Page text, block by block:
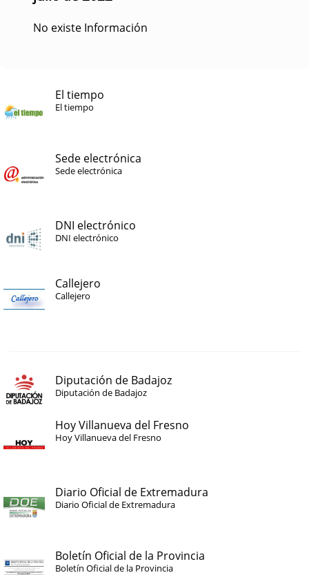
No existe Información
El tiempo
El tiempo
Sede electrónica
Sede electrónica
DNI electrónico
DNI electrónico
Callejero
Callejero
Diputación de Badajoz
Diputación de Badajoz
Hoy Villanueva del Fresno
Hoy Villanueva del Fresno
Diario Oficial de Extremadura
Diario Oficial de Extremadura
Boletín Oficial de la Provincia
Boletín Oficial de la Provincia